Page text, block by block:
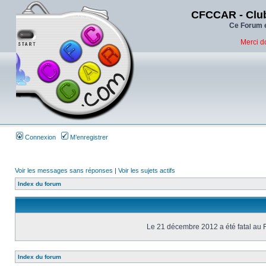
CFCCAR -
Ce Forum
Merci
Connexion M’enregistrer
Voir les messages sans réponses | Voir les sujets actifs
Index du forum
Le 21 décembre 2012 a été fatal au
Index du forum